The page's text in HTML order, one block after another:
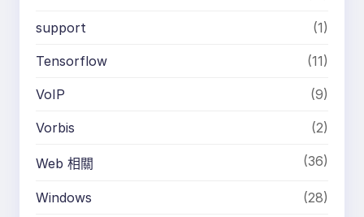
support (1)
Tensorflow (11)
VoIP (9)
Vorbis (2)
Web 相關 (36)
Windows (28)